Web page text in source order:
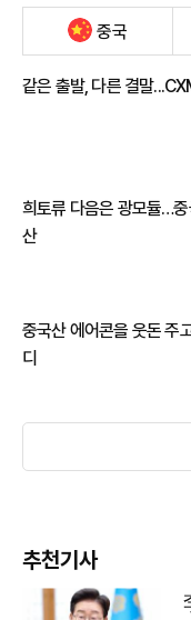
중국
같은 출발, 다른 결말
희토류 다음은 광모듈…
산
중국산 에어콘을 웃돈 주
디
추천기사